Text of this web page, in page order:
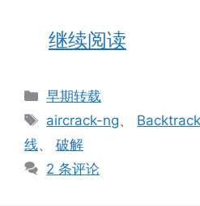
继续阅读
分
类
早期转载
标
签
aircrack-ng、 Backtrack
线、 破解
2 条评论